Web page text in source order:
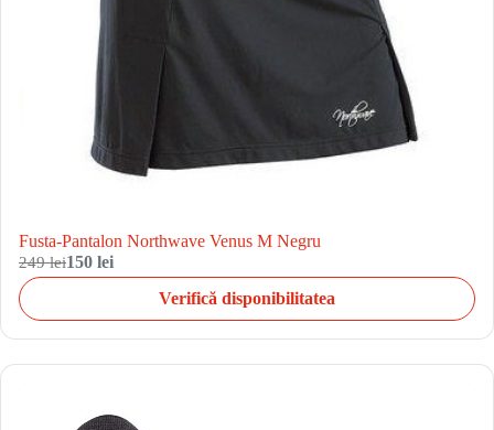
Fusta-Pantalon Northwave Venus M Negru
249 lei150 lei
Verifică disponibilitatea